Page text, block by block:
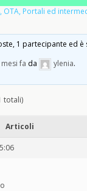
OTA, Portali ed
1 partecipante ed
fa da ylenia.
totali)
Articoli